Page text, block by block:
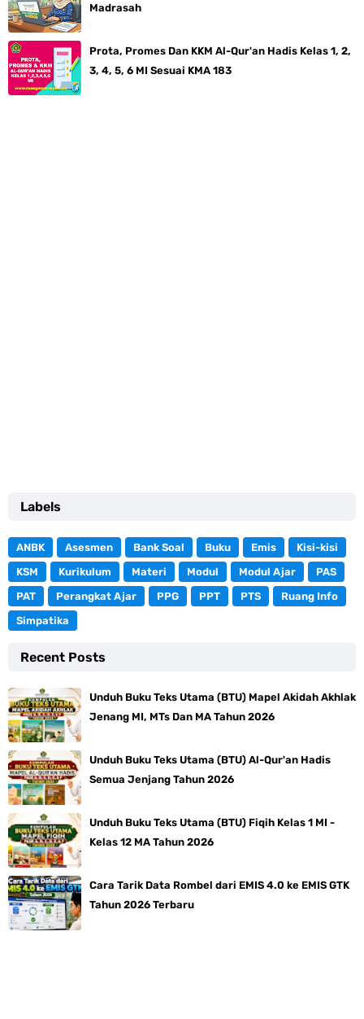
Madrasah
Prota, Promes Dan KKM Al-Qur'an Hadis Kelas 1, 2,
3, 4, 5, 6 MI Sesuai KMA 183
Labels
ANBK Asesmen Bank Soal Buku Emis
Kisi-kisi
KSM
Kurikulum Materi Modul Modul Ajar
PAS
PAT
Perangkat Ajar PPG PPT PTS
Ruang Info
Simpatika
Recent Posts
Unduh Buku Teks Utama (BTU) Mapel Akidah Akhlak
Jenang MI, MTs Dan MA Tahun 2026
Unduh Buku Teks Utama (BTU) Al-Qur'an Hadis
Semua Jenjang Tahun 2026
Unduh Buku Teks Utama (BTU) Fiqih Kelas 1 MI -
Kelas 12 MA Tahun 2026
Cara Tarik Data Rombel dari EMIS 4.0 ke EMIS GTK
Tahun 2026 Terbaru